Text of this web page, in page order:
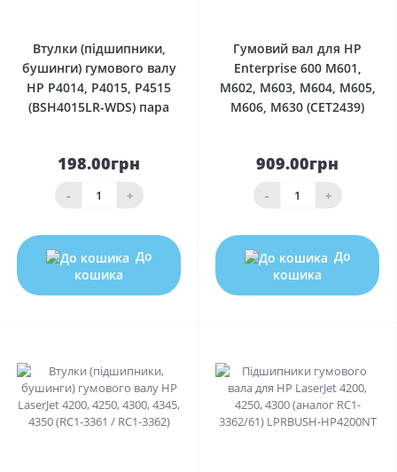
Втулки (підшипники,
бушинги) гумового валу
HP P4014, P4015, P4515
(BSH4015LR-WDS) пара
198.00грн
- +
До
кошика
Гумовий вал для HP
Enterprise 600 M601,
M602, M603, M604, M605,
M606, M630 (CET2439)
909.00грн
- +
До
кошика